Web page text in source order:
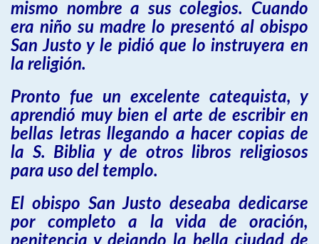
mismo nombre a sus colegios. Cuando
era niño su madre lo presentó al obispo
San Justo y le pidió que lo instruyera en
la religión.
Pronto fue un excelente catequista, y
aprendió muy bien el arte de escribir en
bellas letras llegando a hacer copias de
la S. Biblia y de otros libros religiosos
para uso del templo.
El obispo San Justo deseaba dedicarse
por completo a la vida de oración,